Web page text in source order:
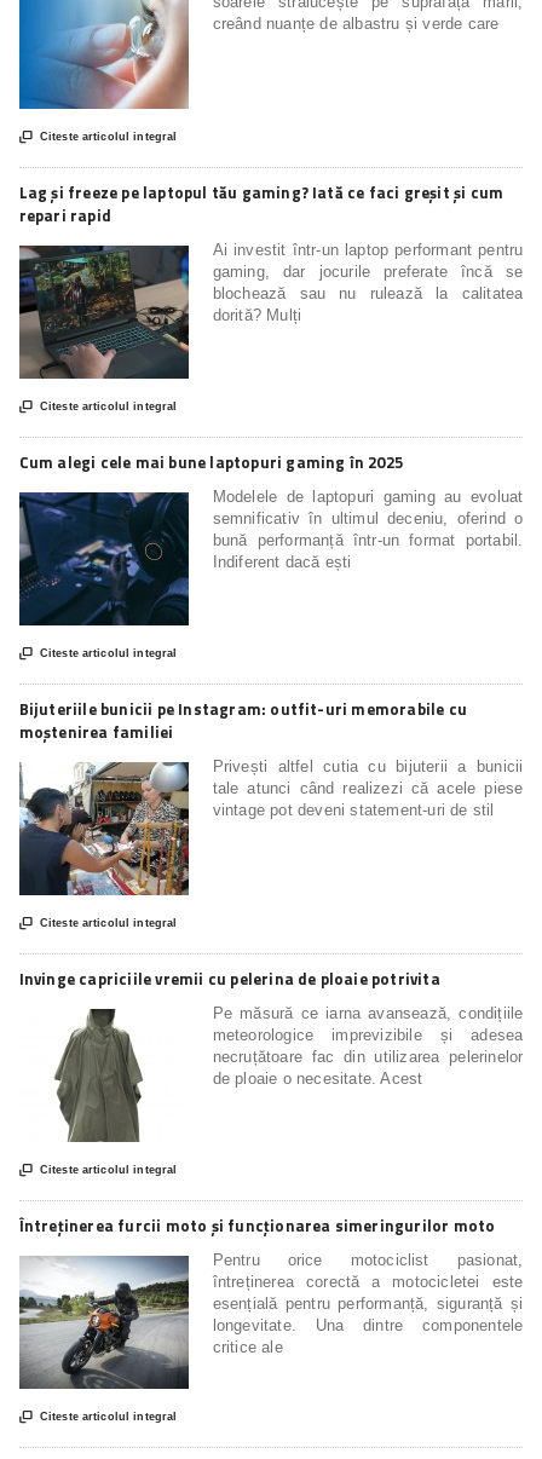
creând nuanțe de albastru și verde care
 Citeste articolul integral
Lag și freeze pe laptopul tău gaming? Iată ce faci greșit și cum
repari rapid
Ai investit într-un laptop performant pentru
gaming, dar jocurile preferate încă se
blochează sau nu rulează la calitatea
dorită? Mulți
 Citeste articolul integral
Cum alegi cele mai bune laptopuri gaming în 2025
Modelele de laptopuri gaming au evoluat
semnificativ în ultimul deceniu, oferind o
bună performanță într-un format portabil.
Indiferent dacă ești
 Citeste articolul integral
Bijuteriile bunicii pe Instagram: outfit-uri memorabile cu
moștenirea familiei
Privești altfel cutia cu bijuterii a bunicii
tale atunci când realizezi că acele piese
vintage pot deveni statement-uri de stil
 Citeste articolul integral
Invinge capriciile vremii cu pelerina de ploaie potrivita
Pe măsură ce iarna avansează, condițiile
meteorologice imprevizibile și adesea
necruțătoare fac din utilizarea pelerinelor
de ploaie o necesitate. Acest
 Citeste articolul integral
Întreținerea furcii moto și funcționarea simeringurilor moto
Pentru orice motociclist pasionat,
întreținerea corectă a motocicletei este
esențială pentru performanță, siguranță și
longevitate. Una dintre componentele
critice ale
 Citeste articolul integral